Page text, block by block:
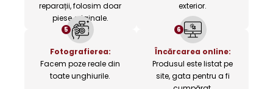
reparații, folosim doar
piese originale.
exterior.
5
Fotografierea:
Facem poze reale din
toate unghiurile.
6
Încărcarea online:
Produsul este listat pe
site, gata pentru a fi